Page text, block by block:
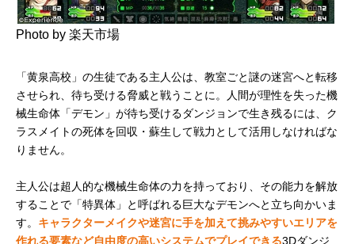
Photo by 楽天市場
「黄泉高校」の生徒である主人公は、教室ごと謎の迷宮へと転移
させられ、待ち受ける脅威と戦うことに。人間が理性を失った機
械生命体「デモン」が待ち受けるダンジョンで生き残るには、ク
ラスメイトの死体を回収・蘇生して戦力として活用しなければな
りません。
主人公は超人的な機械生命体の力を持っており、その能力を解放
することで「特異体」と呼ばれる巨大なデモンへと立ち向かいま
す。 キャラクターメイクや迷宮に手を加えて挑みやすいエリアを
作れる要素など自由度の高いシステムでプレイできる3Dダンジ